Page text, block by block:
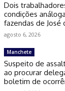
Dois
condições
fazendas de José
agosto 6, 2026
Manchete
Suspeito de
ao procurar
boletim de